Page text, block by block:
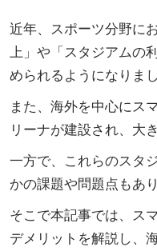
近年、スポーツ分野に
上」や「スタジアムの
められるようになりまし
また、海外を中心にス
リーナが建設され、大
一方で、これらのスタ
かの課題や問題点もあり
そこで本記事では、ス
デメリットを解説し、